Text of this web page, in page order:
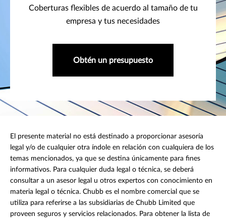
Coberturas flexibles de acuerdo al tamaño de tu
empresa y tus necesidades
Obtén un presupuesto
El presente material no está destinado a proporcionar asesoría
legal y/o de cualquier otra índole en relación con cualquiera de los
temas mencionados, ya que se destina únicamente para fines
informativos. Para cualquier duda legal o técnica, se deberá
consultar a un asesor legal u otros expertos con conocimiento en
materia legal o técnica. Chubb es el nombre comercial que se
utiliza para referirse a las subsidiarias de Chubb Limited que
proveen seguros y servicios relacionados. Para obtener la lista de